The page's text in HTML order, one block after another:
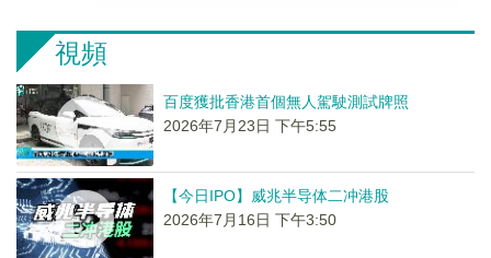
視頻
百度獲批香港首個無人駕駛測試牌照
2026年7月23日 下午5:55
【今日IPO】威兆半导体二冲港股
2026年7月16日 下午3:50